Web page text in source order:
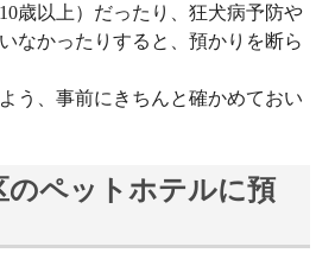
歳以上）だったり、狂犬病予防や
なかったりすると、預かりを断ら
う、事前にきちんと確かめておい
のペットホテルに預